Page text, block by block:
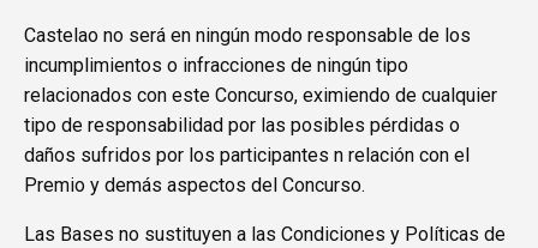
Castelao no será en ningún modo responsable de los
incumplimientos o infracciones de ningún tipo
relacionados con este Concurso, eximiendo de cualquier
tipo de responsabilidad por las posibles pérdidas o
daños sufridos por los participantes n relación con el
Premio y demás aspectos del Concurso.
Las Bases no sustituyen a las Condiciones y Políticas de